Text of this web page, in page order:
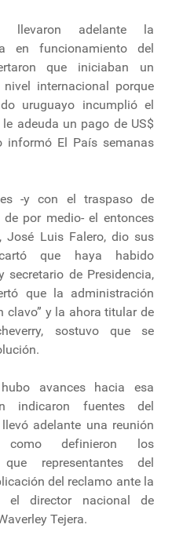
llevaron adelante la
en funcionamiento del
que iniciaban un
internacional porque
uruguayo incumplió el
adeuda un pago de US$
informó El País semanas
-y con el traspaso de
por medio- el entonces
José Luis Falero, dio sus
que haya habido
secretario de Presidencia,
que la administración
clavo” y la ahora titular de
sostuvo que se
avances hacia esa
indicaron fuentes del
adelante una reunión
como definieron los
representantes del
del reclamo ante la
el director nacional de
Tejera.